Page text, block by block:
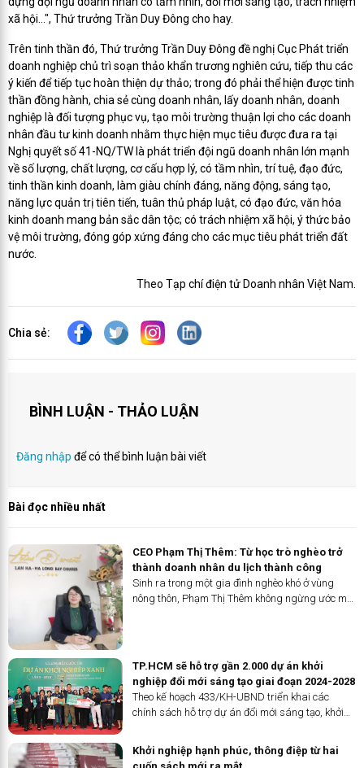
xã hội…", Thứ trưởng Trần Duy Đông cho hay.
Trên tinh thần đó, Thứ trưởng Trần Duy Đông đề nghị Cục Phát triển
doanh nghiệp chủ trì soạn thảo khẩn trương nghiên cứu, tiếp thu các
ý kiến để tiếp tục hoàn thiện dự thảo; trong đó phải thể hiện được tinh
thần đồng hành, chia sẻ cùng doanh nhân, lấy doanh nhân, doanh
nghiệp là đối tượng phục vụ, tạo môi trường thuận lợi cho các doanh
nhân đầu tư kinh doanh nhằm thực hiện mục tiêu được đưa ra tại
Nghị quyết số 41-NQ/TW là phát triển đội ngũ doanh nhân lớn mạnh
về số lượng, chất lượng, cơ cấu hợp lý, có tầm nhìn, trí tuệ, đạo đức,
tinh thần kinh doanh, làm giàu chính đáng, năng động, sáng tạo,
năng lực quản trị tiên tiến, tuân thủ pháp luật, có đạo đức, văn hóa
kinh doanh mang bản sắc dân tộc; có trách nhiệm xã hội, ý thức bảo
vệ môi trường, đóng góp xứng đáng cho các mục tiêu phát triển đất
nước.
Theo Tạp chí điện tử Doanh nhân Việt Nam.
Chia sẻ:
BÌNH LUẬN - THẢO LUẬN
Đăng nhập để có thể bình luận bài viết
Bài đọc nhiều nhất
CEO Phạm Thị Thêm: Từ học trò nghèo trở
thành doanh nhân du lịch thành công
Sinh ra trong một gia đình nghèo khó ở vùng
nông thôn, Phạm Thị Thêm không ngừng ước mơ
kiên trì và khát vọng của bà Thêm đã truyền cảm
hứng cho biết bao người.
TP.HCM sẽ hỗ trợ gần 2.000 dự án khởi
nghiệp đổi mới sáng tạo giai đoạn 2024-2028
Theo kế hoạch 433/KH-UBND triển khai các
chính sách hỗ trợ dự án đổi mới sáng tạo, khởi
TP.HCM ban hành, TP.HCM sẽ hỗ trợ cho hơn
1.000 dự án đổi mới sáng...
Khởi nghiệp hạnh phúc, thông điệp từ hai